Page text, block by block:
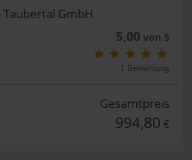
Taubertal GmbH
5,00 von 5
1 Bewertung
Gesamtpreis
994,80 €